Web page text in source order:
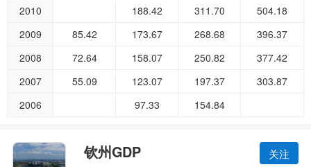
2010
188.42 311.70
504.18
2009
85.42 173.67 268.68
396.37
2008
72.64 158.07 250.82
377.42
2007
55.09 123.07 197.37
303.87
2006
97.33 154.84
钦州GDP 关注